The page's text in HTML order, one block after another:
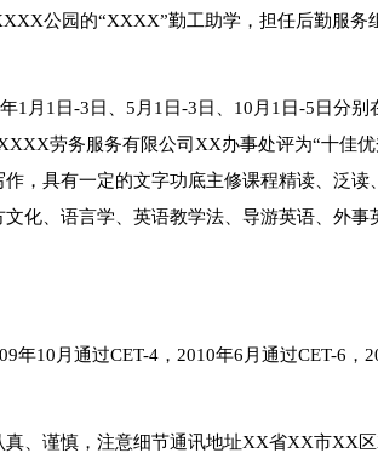
公园的“XXXX”勤工助学，担任后勤服务
1月1日-3日、5月1日-3日、10月1日-5日分别
劳务服务有限公司XX办事处评为“十佳
，具有一定的文字功底主修课程精读、泛读
化、语言学、英语教学法、导游英语、外事
年10月通过CET-4，2010年6月通过CET-6，
真、谨慎，注意细节通讯地址XX省XX市XX